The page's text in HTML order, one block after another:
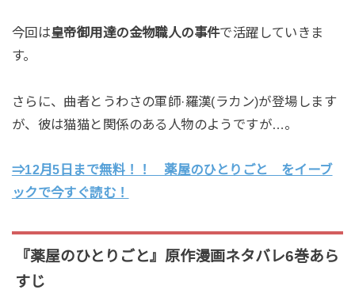
今回は皇帝御用達の金物職人の事件で活躍していきま
す。
さらに、曲者とうわさの軍師·羅漢(ラカン)が登場します
が、彼は猫猫と関係のある人物のようですが…。
⇒12月5日まで無料！！ 薬屋のひとりごと をイーブ
ックで今すぐ読む！
『薬屋のひとりごと』原作漫画ネタバレ6巻あら
すじ